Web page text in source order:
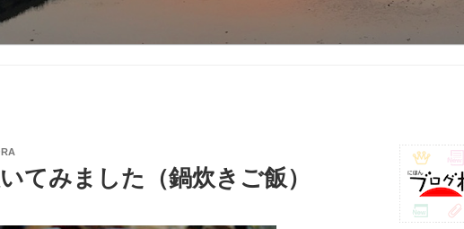
てみました（鍋炊きご飯）